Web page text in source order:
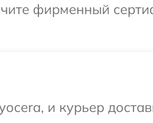
фирменный
и курьер